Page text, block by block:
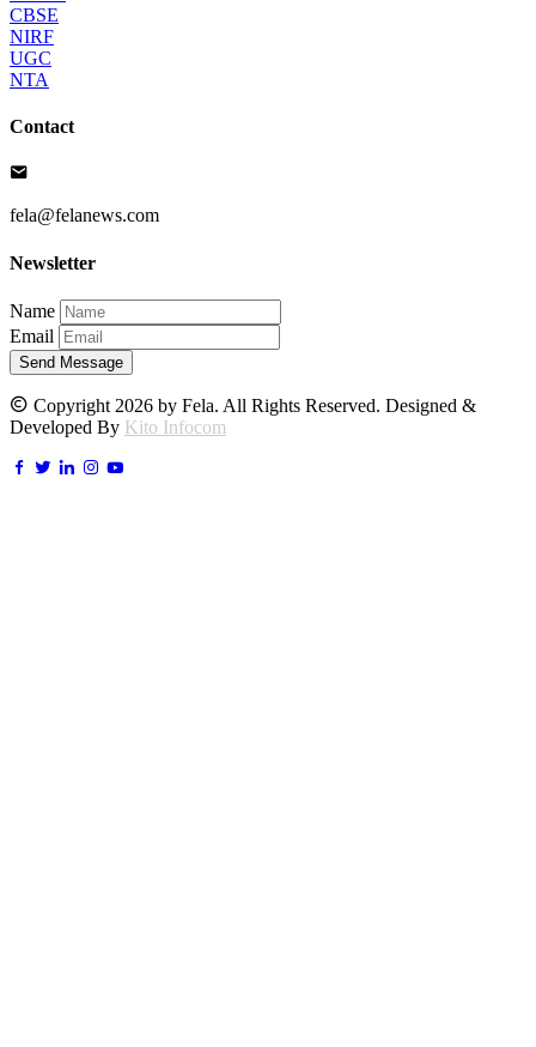
CBSE
NIRF
UGC
NTA
Contact
fela@felanews.com
Newsletter
Name
Email
Send Message
Copyright 2026 by Fela. All Rights Reserved. Designed &
Developed By Kito Infocom